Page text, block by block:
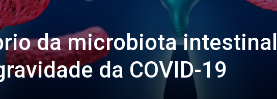
da microbiota intestinal
da COVID-19